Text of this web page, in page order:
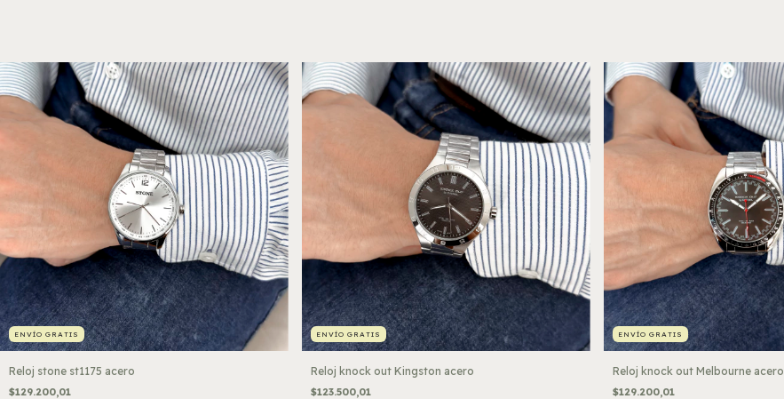
ENVÍO GRATIS
Reloj stone st1175 acero
$129.200,01
ENVÍO GRATIS
Reloj knock out Kingston acero
$123.500,01
ENVÍO GRATIS
Reloj knock out Melbourne acero
$129.200,01